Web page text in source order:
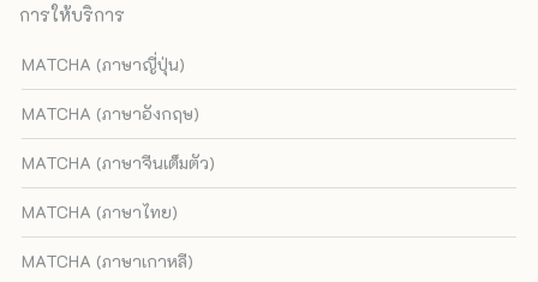
การให้บริการ
MATCHA (ภาษาญี่ปุ่น)
MATCHA (ภาษาอังกฤษ)
MATCHA (ภาษาจีนเต็มตัว)
MATCHA (ภาษาไทย)
MATCHA (ภาษาเกาหลี)